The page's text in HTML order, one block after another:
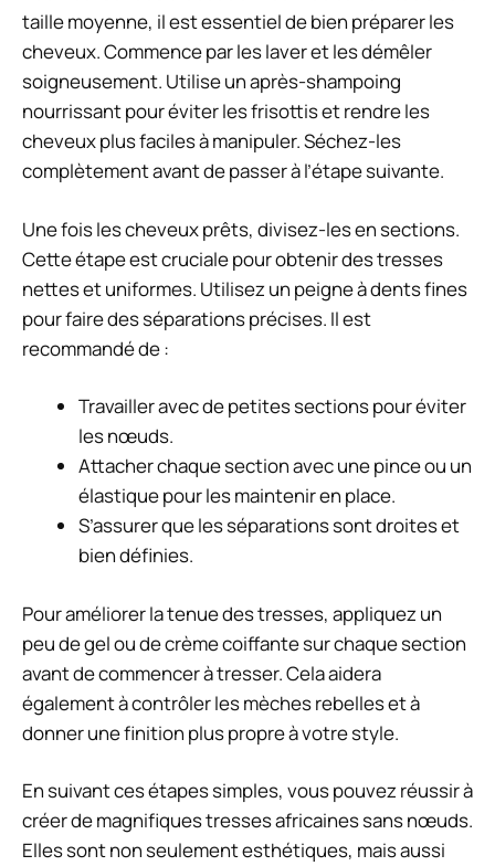
taille moyenne, il est essentiel de bien préparer les
cheveux. Commence par les laver et les démêler
soigneusement. Utilise un après-shampoing
nourrissant pour éviter les frisottis et rendre les
cheveux plus faciles à manipuler. Séchez-les
complètement avant de passer à l’étape suivante.
Une fois les cheveux prêts, divisez-les en sections.
Cette étape est cruciale pour obtenir des tresses
nettes et uniformes. Utilisez un peigne à dents fines
pour faire des séparations précises. Il est
recommandé de :
Travailler avec de petites sections pour éviter
les nœuds.
Attacher chaque section avec une pince ou un
élastique pour les maintenir en place.
S’assurer que les séparations sont droites et
bien définies.
Pour améliorer la tenue des tresses, appliquez un
peu de gel ou de crème coiffante sur chaque section
avant de commencer à tresser. Cela aidera
également à contrôler les mèches rebelles et à
donner une finition plus propre à votre style.
En suivant ces étapes simples, vous pouvez réussir à
créer de magnifiques tresses africaines sans nœuds.
Elles sont non seulement esthétiques, mais aussi